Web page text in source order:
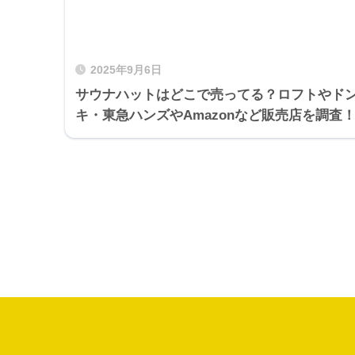
2025年9月6日
サウナハットはどこで売ってる？ロフトやド
キ・東急ハンズやAmazonなど販売店を調査！